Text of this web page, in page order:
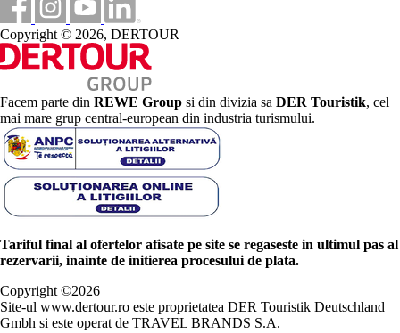
Copyright © 2026, DERTOUR
Facem parte din REWE Group si din divizia sa DER Touristik, cel
mai mare grup central-european din industria turismului.
Tariful final al ofertelor afisate pe site se regaseste in ultimul pas al
rezervarii, inainte de initierea procesului de plata.
Copyright ©2026
Site-ul www.dertour.ro este proprietatea DER Touristik Deutschland
Gmbh si este operat de TRAVEL BRANDS S.A.